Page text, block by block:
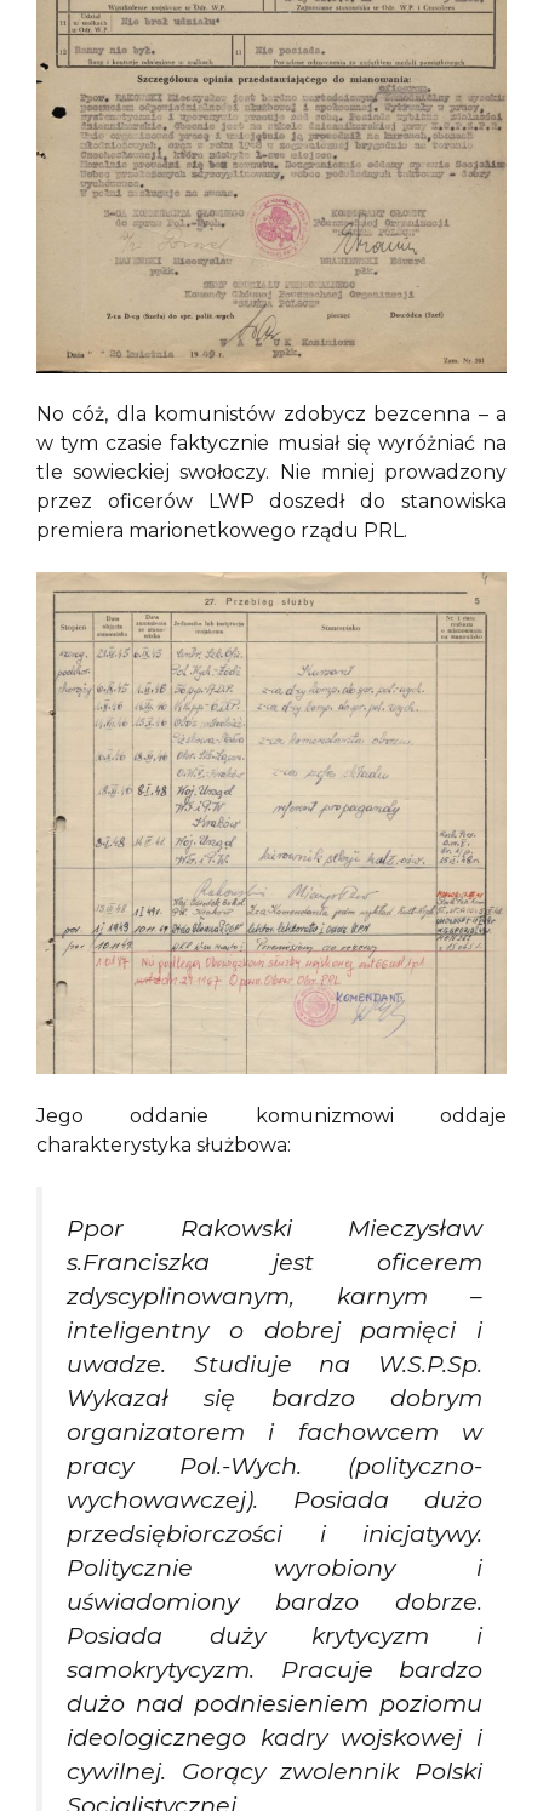
No cóż, dla komunistów zdobycz bezcenna – a
w tym czasie faktycznie musiał się wyróżniać na
tle sowieckiej swołoczy. Nie mniej prowadzony
przez oficerów LWP doszedł do stanowiska
premiera marionetkowego rządu PRL.
Jego oddanie komunizmowi oddaje
charakterystyka służbowa:
Ppor Rakowski Mieczysław
s.Franciszka jest oficerem
zdyscyplinowanym, karnym –
inteligentny o dobrej pamięci i
uwadze. Studiuje na W.S.P.Sp.
Wykazał się bardzo dobrym
organizatorem i fachowcem w
pracy Pol.-Wych. (polityczno-
wychowawczej). Posiada dużo
przedsiębiorczości i inicjatywy.
Politycznie wyrobiony i
uświadomiony bardzo dobrze.
Posiada duży krytycyzm i
samokrytycyzm. Pracuje bardzo
dużo nad podniesieniem poziomu
ideologicznego kadry wojskowej i
cywilnej. Gorący zwolennik Polski